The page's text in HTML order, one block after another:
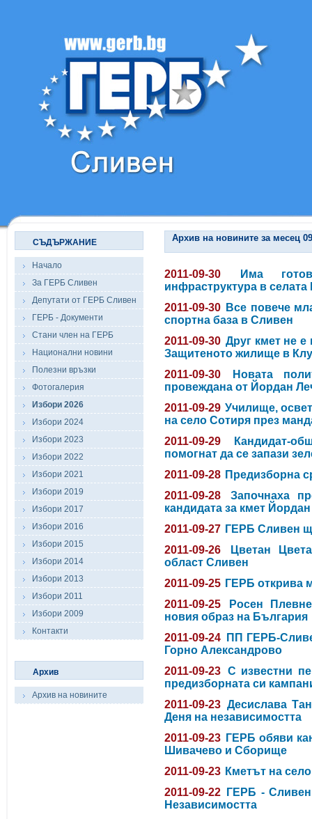
СЪДЪРЖАНИЕ
Начало
За ГЕРБ Сливен
Депутати от ГЕРБ Сливен
ГЕРБ - Документи
Стани член на ГЕРБ
Национални новини
Полезни връзки
Фотогалерия
Избори 2026
Избори 2024
Избори 2023
Избори 2022
Избори 2021
Избори 2019
Избори 2017
Избори 2016
Избори 2015
Избори 2014
Избори 2013
Избори 2011
Избори 2009
Контакти
Архив
Архив на новините
Архив на новините за месец
2011-09-30
Има
инфраструктура в
2011-09-30 Все повече
спортна база в Сливен
2011-09-30 Друг кмет не е
Защитеното жилище в
2011-09-30
Новата
провеждана от Йордан
2011-09-29 Училище,
на село Сотиря през
2011-09-29
Кандидат-
помогнат да се запази
2011-09-28 Предизборна
2011-09-28
Започнаха
кандидата за кмет
2011-09-27 ГЕРБ Сливен
2011-09-26
Цветан
област Сливен
2011-09-25 ГЕРБ открива
2011-09-25
Росен
новия образ на България
2011-09-24
ПП ГЕРБ-
Горно Александрово
2011-09-23 С известни
предизборната си
2011-09-23 Десислава
Деня на независимостта
2011-09-23 ГЕРБ обяви
Шивачево и Сборище
2011-09-23 Кметът на
2011-09-22
ГЕРБ - Сливен
Независимостта